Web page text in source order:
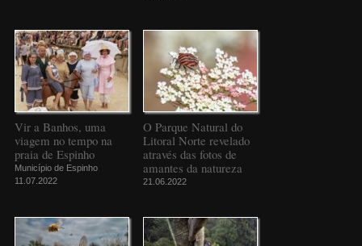
Vir a Banhos, uma
viagem no tempo na
praia de Espinho
Município de Espinho
11.07.2022
O Parque Natural do
Litoral Norte revelado
através das fotos de
amantes da natureza
21.06.2022